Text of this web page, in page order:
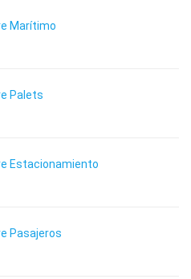
Marítimo
Palets
Estacionamiento
Pasajeros